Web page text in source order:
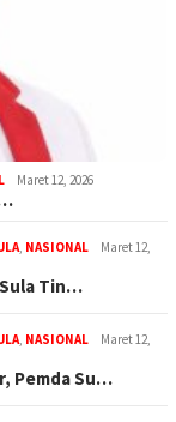
Maret 12, 2026
, NASIONAL
Maret 12,
Sula Tin…
, NASIONAL
Maret 12,
Pemda Su…